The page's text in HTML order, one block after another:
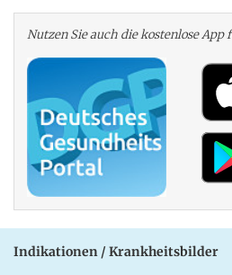
Nutzen Sie auch die kosten­lose App
Indikationen / Krankheitsbilder